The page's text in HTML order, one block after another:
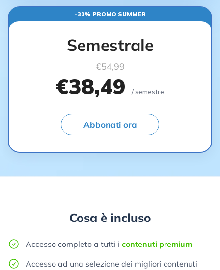
-30% PROMO SUMMER
Semestrale
€54,99
€38,49 / semestre
Abbonati ora
Cosa è incluso
Accesso completo a tutti i contenuti premium
Accesso ad una selezione dei migliori contenuti